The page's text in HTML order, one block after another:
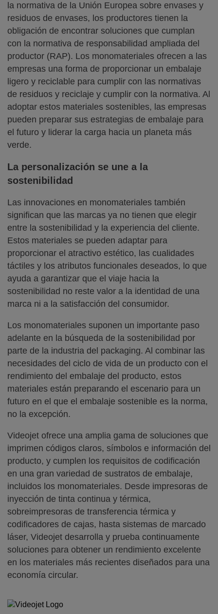
la normativa de la Unión Europea sobre envases y
residuos de envases, los productores tienen la
obligación de encontrar soluciones que cumplan
con la normativa de responsabilidad ampliada del
productor (RAP). Los monomateriales ofrecen a las
empresas una forma de proporcionar un embalaje
ligero y reciclable para cumplir con las normativas
de residuos y reciclaje y cumplir con la normativa. Al
adoptar estos materiales sostenibles, las empresas
pueden preparar sus estrategias de embalaje para
el futuro y liderar la carga hacia un planeta más
verde.
La personalización se une a la
sostenibilidad
Las innovaciones en monomateriales también
significan que las marcas ya no tienen que elegir
entre la sostenibilidad y la experiencia del cliente.
Estos materiales se pueden adaptar para
proporcionar el atractivo estético, las cualidades
táctiles y los atributos funcionales deseados, lo que
ayuda a garantizar que el viaje hacia la
sostenibilidad no reste valor a la identidad de una
marca ni a la satisfacción del consumidor.
Los monomateriales suponen un importante paso
adelante en la búsqueda de la sostenibilidad por
parte de la industria del packaging. Al combinar las
necesidades del ciclo de vida de un producto con el
rendimiento del embalaje del producto, estos
materiales están preparando el escenario para un
futuro en el que el embalaje sostenible es la norma,
no la excepción.
Videojet ofrece una amplia gama de soluciones que
imprimen códigos claros, símbolos e información del
producto, y cumplen los requisitos de codificación
en una gran variedad de sustratos de embalaje,
incluidos los monomateriales. Desde impresoras de
inyección de tinta continua y térmica,
sobreimpresoras de transferencia térmica y
codificadores de cajas, hasta sistemas de marcado
láser, Videojet desarrolla y prueba continuamente
soluciones para obtener un rendimiento excelente
en los materiales más recientes diseñados para una
economía circular.